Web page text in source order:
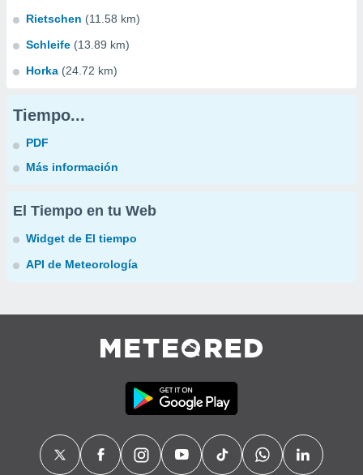
Rietschen (11.58 km)
Schleife (13.89 km)
Horka (24.72 km)
Tiempo...
PDF
Más información
El Tiempo en tu Web
Widget de El tiempo
API de Meteorología